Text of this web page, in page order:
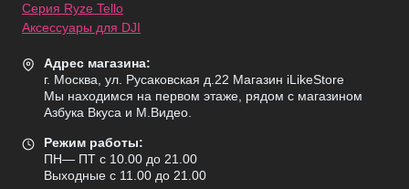
Серия Ryze Tello
Аксессуары для DJI
Адрес магазина:
г. Москва, ул. Русаковская д.22 Магазин iLikeStore
Мы находимся на первом этаже, рядом с магазином
Азбука Вкуса и М.Видео.
Режим работы:
ПН— ПТ с 10.00 до 21.00
Выходные с 11.00 до 21.00